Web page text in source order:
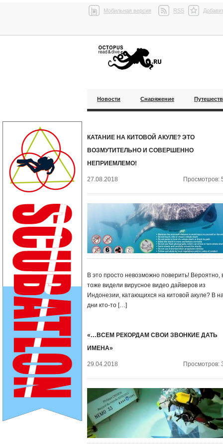
Мобильная версия RSS
Новости Снаряжение
КАТАНИЕ НА КИТОВОЙ АКУЛЕ? ЭТО
ВОЗМУТИТЕЛЬНО И СОВЕРШЕННО
НЕПРИЕМЛЕМО!
27.08.2018 Просмотров:
В это просто невозможно поверить! Вероятно,
тоже видели вирусное видео дайверов из
Индонезии, катающихся на китовой акуле? В
дни кто-то […]
«…ВСЕМ РЕКОРДАМ СВОИ ЗВОНКИЕ ДАТЬ
ИМЕНА»
29.04.2018 Просмотров: